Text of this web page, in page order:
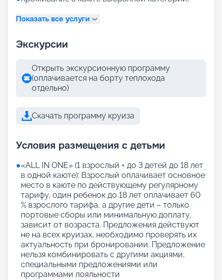
Показать все услуги
Экскурсии
Открыть экскурсионную программу
(оплачивается на борту теплохода
отдельно)
Скачать программу круиза
Условия размещения с детьми
●«АLL IN ONE» (1 взрослый + до 3 детей до 18 лет
в одной каюте): Взрослый оплачивает основное
место в каюте по действующему регулярному
тарифу, один ребенок до 18 лет оплачивает 60
% взрослого тарифа, а другие дети – только
портовые сборы или минимальную доплату,
зависит от возраста. Предложения действуют
не на всех круизах, необходимо проверять их
актуальность при бронировании. Предложение
нельзя комбинировать с другими акциями,
специальными предложениями или
программами лояльности